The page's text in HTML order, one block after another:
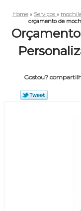
Home » Serviços »
orçamento de
Gostou?